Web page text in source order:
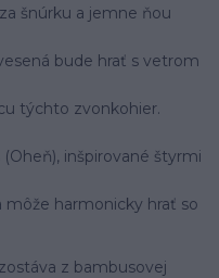
šnúrku a jemne ňou
bude hrať s vetrom
týchto zvonkohier.
(Oheň), inšpirované štyrmi
harmonicky hrať so
z bambusovej